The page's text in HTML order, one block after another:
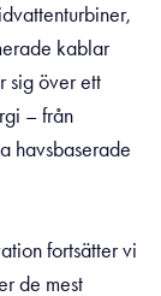
kablar
sig över ett
– från
havsbaserade
fortsätter vi
de mest